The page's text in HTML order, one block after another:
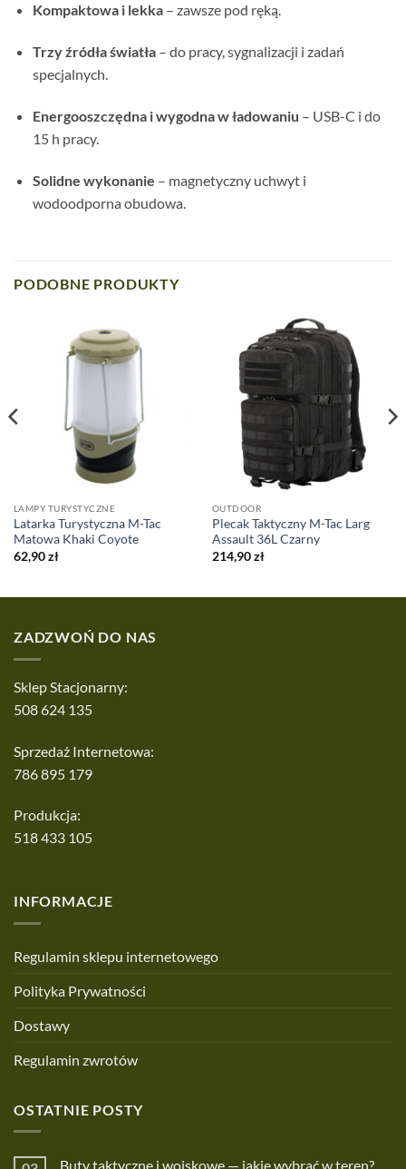
Kompaktowa i lekka– zawsze pod ręką.
Trzy źródła światła– do pracy, sygnalizacji i zadań
specjalnych.
Energooszczędna i wygodna w ładowaniu – USB-C i do
15 h pracy.
Solidne wykonanie – magnetyczny uchwyt i
wodoodporna obudowa.
PODOBNE PRODUKTY
LAMPY TURYSTYCZNE
Latarka Turystyczna M-Tac
Matowa Khaki Coyote
62,90zł
OUTDOOR
Plecak Taktyczny M-Tac Larg
Assault 36L Czarny
214,90zł
ZADZWOŃ DO NAS
Sklep Stacjonarny:
508 624 135
Sprzedaż Internetowa:
786 895 179
Produkcja:
518 433 105
INFORMACJE
Regulamin sklepu internetowego
Polityka Prywatności
Dostawy
Regulamin zwrotów
OSTATNIE POSTY
Buty taktyczne i wojskowe — jakie wybrać w teren?